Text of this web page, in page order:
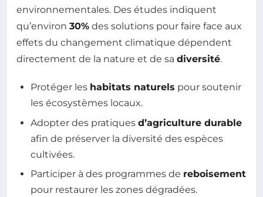
environnementales. Des études indiquent
qu’environ 30% des solutions pour faire face aux
effets du changement climatique dépendent
directement de la nature et de sa diversité.
Protéger les habitats naturels pour soutenir
les écosystèmes locaux.
Adopter des pratiques d’agriculture durable
afin de préserver la diversité des espèces
cultivées.
Participer à des programmes de reboisement
pour restaurer les zones dégradées.